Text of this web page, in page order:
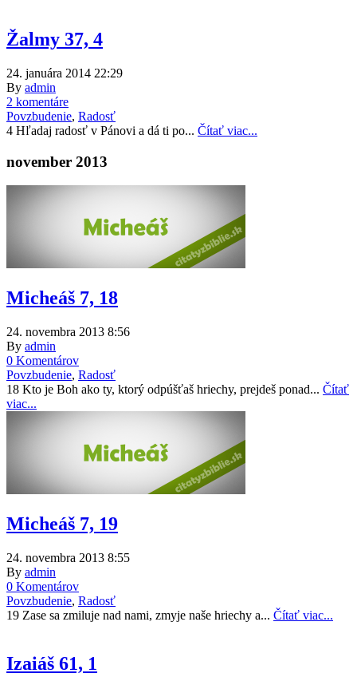
Žalmy 37, 4
24. januára 2014 22:29
By admin
2 komentáre
Povzbudenie, Radosť
4 Hľadaj radosť v Pánovi a dá ti po... Čítať viac...
november 2013
Micheáš 7, 18
24. novembra 2013 8:56
By admin
0 Komentárov
Povzbudenie, Radosť
18 Kto je Boh ako ty, ktorý odpúšťaš hriechy, prejdeš ponad... Čítať
viac...
Micheáš 7, 19
24. novembra 2013 8:55
By admin
0 Komentárov
Povzbudenie, Radosť
19 Zase sa zmiluje nad nami, zmyje naše hriechy a... Čítať viac...
Izaiáš 61, 1